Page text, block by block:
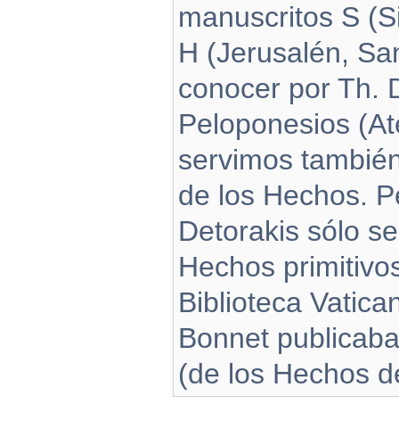
manuscritos S
H (Jerusalén,
conocer por Th.
Peloponesios
servimos
de los Hechos.
Detorakis sólo
Hechos
Biblioteca
Bonnet
(de los Hechos